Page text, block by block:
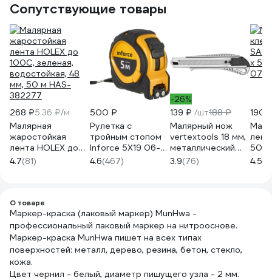
Сопутствующие товары
268 ₽5.36 ₽/м
Малярная
жаростойкая
лента HOLEX до
100С, зеленая,
водостойкая, 48
4.7(81)
500 ₽
Рулетка с
тройным стопом
Inforce 5Х19 06-
11-70
4.6(467)
-26%
139 ₽ /шт188 ₽
Малярный нож
vertextools 18 мм,
металлический
0044-18-02
3.9(76)
190
50
4.5
О товаре
Маркер-краска (лаковый маркер) MunHwa -
профессиональный лаковый маркер на нитрооснове.
Маркер-краска MunHwa пишет на всех типах
поверхностей: металл, дерево, резина, бетон, стекло,
кожа.
Цвет чернил - белый, диаметр пишущего узла - 2 мм.